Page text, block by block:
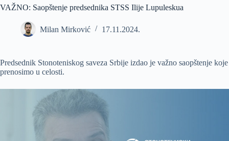
VAŽNO: Saopštenje predsednika STSS Ilije Lupuleskua
Milan Mirković 17.11.2024.
Predsednik Stonoteniskog saveza Srbije izdao je važno saopštenje koje
prenosimo u celosti.